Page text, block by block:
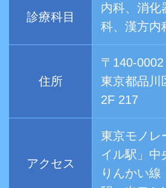
診療科目
内科、消化
科、漢方内
住所
〒140-0002
東京都品川
2F 217
アクセス
東京モノレ
イル駅」中
りんかい